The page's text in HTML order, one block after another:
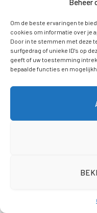
Beheer
Om de beste ervaringen te
cookies om informatie over je
Door in te stemmen met deze
surfgedrag of unieke ID's op
geeft of uw toestemming
bepaalde functies en
Zo
jouw
29 juli
27 juli